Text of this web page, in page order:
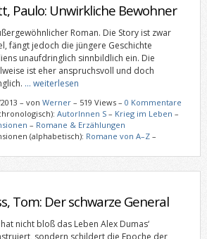
Paulo: Unwirkliche Bewohner
Roman. Die Story ist zwar
fängt jedoch die jüngere Geschichte
unaufdringlich sinnbildlich ein. Die
ist eher anspruchsvoll und doch
… weiterlesen
– von Werner– 519 Views – 0 Kommentare
AutorInnen S– Krieg im Leben –
– Romane & Erzählungen
(alphabetisch): Romane von A–Z–
Tom: Der schwarze General
hat nicht bloß das Leben Alex Dumas‘
sondern schildert die Epoche der